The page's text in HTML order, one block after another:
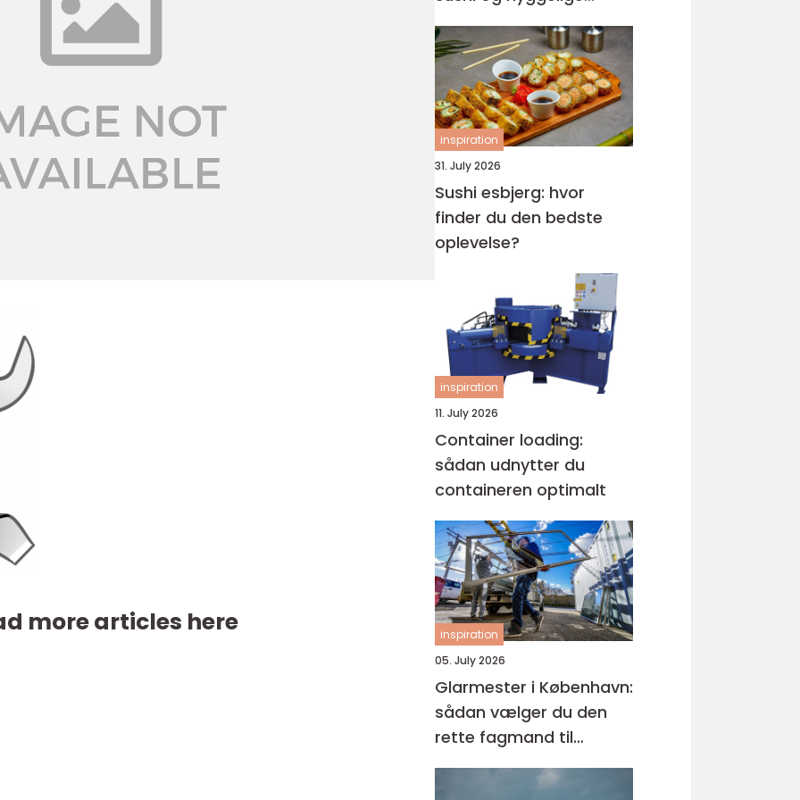
more articles here
rammer
inspiration
31. July 2026
Sushi esbjerg: hvor
finder du den bedste
oplevelse?
inspiration
11. July 2026
Container loading:
sådan udnytter du
containeren optimalt
inspiration
05. July 2026
Glarmester i København:
sådan vælger du den
rette fagmand til
glasopgaver